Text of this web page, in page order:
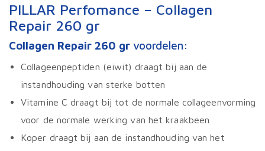
PILLAR Perfomance – Collagen
Repair 260 gr
Collagen Repair 260 gr voordelen:
Collageenpeptiden (eiwit) draagt bij aan de
instandhouding van sterke botten
Vitamine C draagt bij tot de normale collageenvorming
voor de normale werking van het kraakbeen
Koper draagt bij aan de instandhouding van het